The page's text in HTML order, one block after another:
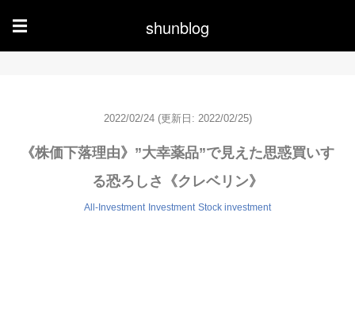
☰ shunblog
2022/02/24 (更新日: 2022/02/25)
《株価下落理由》”大幸薬品”で見えた思惑買いす
る恐ろしさ《クレベリン》
All-Investment Investment Stock investment